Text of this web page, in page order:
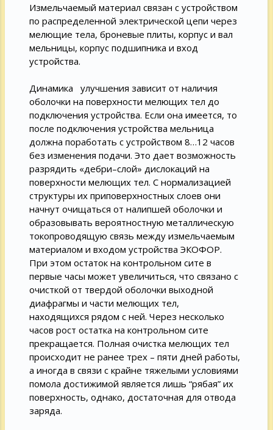
Измельчаемый материал связан с устройством
по распределенной электрической цепи через
мелющие тела, броневые плиты, корпус и вал
мельницы, корпус подшипника и вход
устройства.
Динамика улучшения зависит от наличия
оболочки на поверхности мелющих тел до
подключения устройства. Если она имеется, то
после подключения устройства мельница
должна поработать с устройством 8…12 часов
без изменения подачи. Это дает возможность
разрядить «дебри–слой» дислокаций на
поверхности мелющих тел. С нормализацией
структуры их приповерхностных слоев они
начнут очищаться от налипшей оболочки и
образовывать вероятностную металлическую
токопроводящую связь между измельчаемым
материалом и входом устройства ЭКОФОР.
При этом остаток на контрольном сите в
первые часы может увеличиться, что связано с
очисткой от твердой оболочки выходной
диафрагмы и части мелющих тел,
находящихся рядом с ней. Через несколько
часов рост остатка на контрольном сите
прекращается. Полная очистка мелющих тел
происходит не ранее трех – пяти дней работы,
а иногда в связи с крайне тяжелыми условиями
помола достижимой является лишь “рябая” их
поверхность, однако, достаточная для отвода
заряда.